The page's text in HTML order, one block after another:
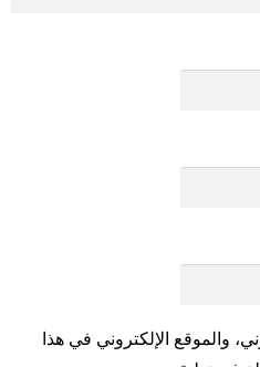
والموقع الإلكتروني في هذا